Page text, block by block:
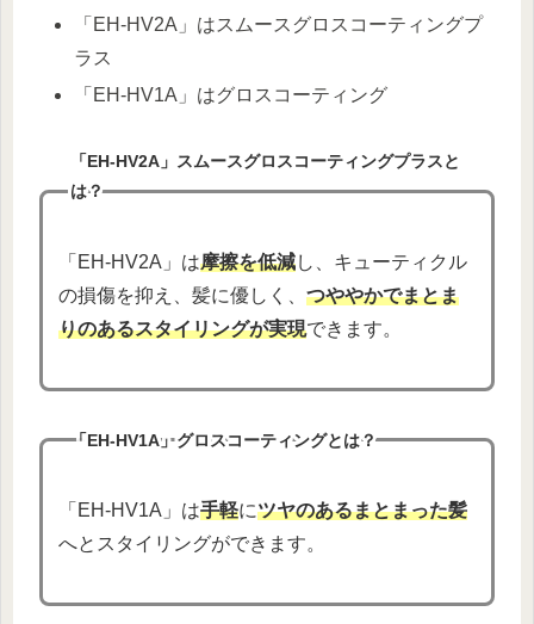
「EH-HV2A」はスムースグロスコーティングプ
ラス
「EH-HV1A」はグロスコーティング
「EH-HV2A」スムースグロスコーティングプラスと
は？
「EH-HV2A」は摩擦を低減し、キューティクル
の損傷を抑え、髪に優しく、 つややかでまとま
りのあるスタイリングが実現できます。
「EH-HV1A」グロスコーティングとは？
「EH-HV1A」は手軽にツヤのあるまとまった髪
へとスタイリングができます。